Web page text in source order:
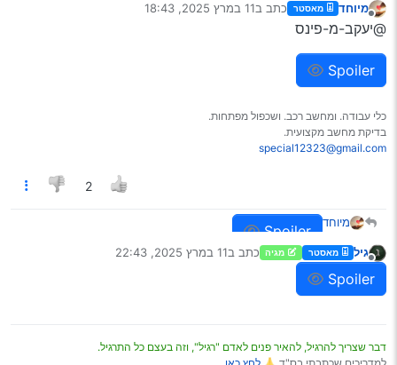
מיוחד מאסטר כתב ב11 במרץ 2025, 18:43
נערך לאחרונה על ידי
@יעקב-מ-פינס
Spoiler
כלי עבודה. ומחשב רכב. ושכפול מפתחות.
בדיקת מחשב מקצועית.
special12323@gmail.com
2
מיוחד Spoiler
מנותק
גיל מאסטר מגיה כתב ב11 במרץ 2025, 22:43
נערך לאחרונה על ידי
Spoiler
דבר שצריך להרגיל, להאיר פנים לאדם "רגיל", וזה בעצם כל התרגיל.